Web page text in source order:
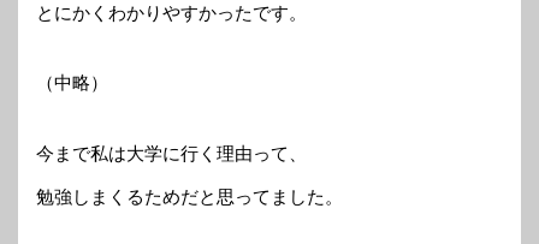
とにかくわかりやすかったです。
（中略）
今まで私は大学に行く理由って、
勉強しまくるためだと思ってました。